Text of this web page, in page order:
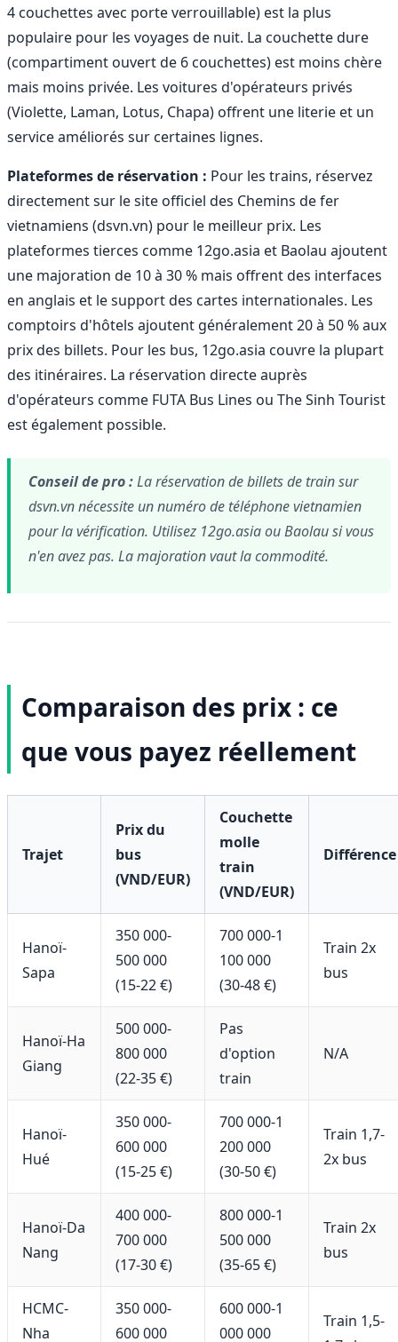
4 couchettes avec porte verrouillable) est la plus
populaire pour les voyages de nuit. La couchette dure
(compartiment ouvert de 6 couchettes) est moins chère
mais moins privée. Les voitures d'opérateurs privés
(Violette, Laman, Lotus, Chapa) offrent une literie et un
service améliorés sur certaines lignes.
Plateformes de réservation : Pour les trains, réservez
directement sur le site officiel des Chemins de fer
vietnamiens (dsvn.vn) pour le meilleur prix. Les
plateformes tierces comme 12go.asia et Baolau ajoutent
une majoration de 10 à 30 % mais offrent des interfaces
en anglais et le support des cartes internationales. Les
comptoirs d'hôtels ajoutent généralement 20 à 50 % aux
prix des billets. Pour les bus, 12go.asia couvre la plupart
des itinéraires. La réservation directe auprès
d'opérateurs comme FUTA Bus Lines ou The Sinh Tourist
est également possible.
Conseil de pro :La réservation de billets de train sur
dsvn.vn nécessite un numéro de téléphone vietnamien
pour la vérification. Utilisez 12go.asia ou Baolau si vous
n'en avez pas. La majoration vaut la commodité.
Comparaison des prix : ce
que vous payez réellement
Trajet
Prix du
bus
(VND/EUR)
Couchette
molle
train
(VND/EUR)
Différence
Hanoï-
Sapa
350 000-
500 000
(15-22 €)
700 000-1
100 000
(30-48 €)
Train 2x
bus
Hanoï-Ha
Giang
500 000-
800 000
(22-35 €)
Pas
d'option
train
N/A
Hanoï-
Hué
350 000-
600 000
(15-25 €)
700 000-1
200 000
(30-50 €)
Train 1,7-
2x bus
Hanoï-Da
Nang
400 000-
700 000
(17-30 €)
800 000-1
500 000
(35-65 €)
Train 2x
bus
HCMC-
Nha
350 000-
600 000
600 000-1
000 000
Train 1,5-